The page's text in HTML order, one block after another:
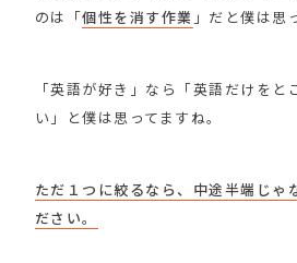
のは「個性を消す作業 」だと僕は思
「英語が好き」なら「英語だけをと
い」と僕は思ってますね。
ただ１つに絞るなら、中途半端じゃ
ださい。